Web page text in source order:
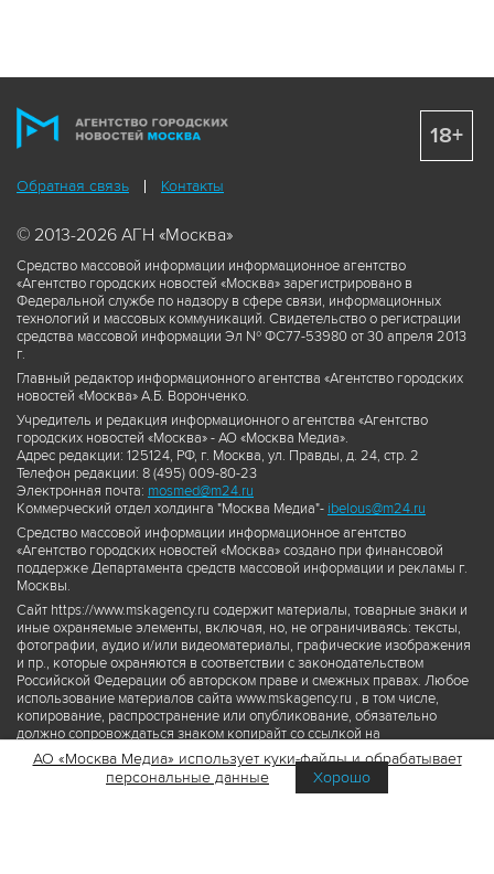
Обратная связь Контакты
© 2013-2026 АГН «Москва»
Средство массовой информации информационное агентство
«Агентство городских новостей «Москва» зарегистрировано в
Федеральной службе по надзору в сфере связи, информационных
технологий и массовых коммуникаций. Свидетельство о регистрации
средства массовой информации Эл № ФС77-53980 от 30 апреля 2013
г.
Главный редактор информационного агентства «Агентство городских
новостей «Москва» А.Б. Воронченко.
Учредитель и редакция информационного агентства «Агентство
городских новостей «Москва» - АО «Москва Медиа».
Адрес редакции: 125124, РФ, г. Москва, ул. Правды, д. 24, стр. 2
Телефон редакции: 8 (495) 009-80-23
Электронная почта: mosmed@m24.ru
Коммерческий отдел холдинга "Москва Медиа"- ibelous@m24.ru
Средство массовой информации информационное агентство
«Агентство городских новостей «Москва» создано при финансовой
поддержке Департамента средств массовой информации и рекламы г.
Москвы.
Сайт https://www.mskagency.ru содержит материалы, товарные знаки и
иные охраняемые элементы, включая, но, не ограничиваясь: тексты,
фотографии, аудио и/или видеоматериалы, графические изображения
и пр., которые охраняются в соответствии с законодательством
Российской Федерации об авторском праве и смежных правах. Любое
использование материалов сайта www.mskagency.ru , в том числе,
копирование, распространение или опубликование, обязательно
должно сопровождаться знаком копирайт со ссылкой на
правообладателя © АО «Москва Медиа», а также гиперссылкой на сайт
www.mskagency.ru как на первоисточник информации. Переработка
материалов сайта www.mskagency.ru не допускается.
18+
АО «Москва Медиа» использует куки-файлы и обрабатывает
персональные данные
Хорошо